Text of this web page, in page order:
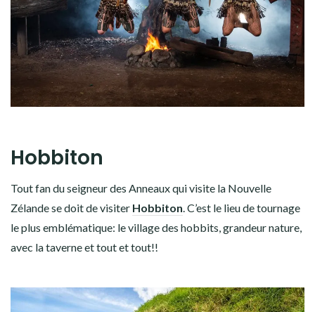
Hobbiton
Tout fan du seigneur des Anneaux qui visite la Nouvelle
Zélande se doit de visiter Hobbiton. C’est le lieu de tournage
le plus emblématique: le village des hobbits, grandeur nature,
avec la taverne et tout et tout!!